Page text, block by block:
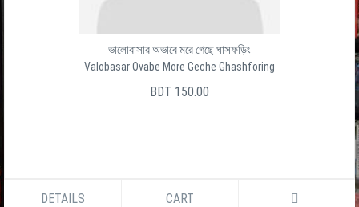
ভালোবাসার অভাবে মরে গেছে ঘাসফড়িং
Valobasar Ovabe More Geche Ghashforing
BDT 150.00
DETAILS CART